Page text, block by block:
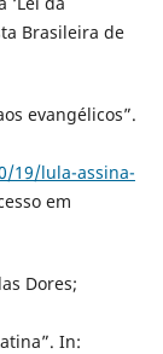
Brasileira de
evangélicos”.
19/lula-assina-
em
Dores;
In: